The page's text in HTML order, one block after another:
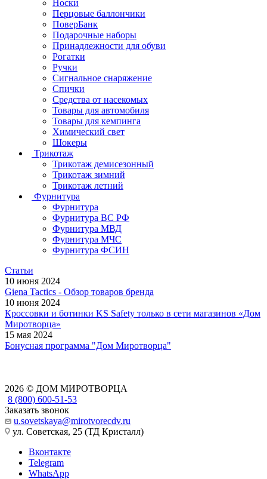
Носки
Перцовые баллончики
ПоверБанк
Подарочные наборы
Принадлежности для обуви
Рогатки
Ручки
Сигнальное снаряжение
Спички
Средства от насекомых
Товары для автомобиля
Товары для кемпинга
Химический свет
Шокеры
Трикотаж
Трикотаж демисезонный
Трикотаж зимний
Трикотаж летний
Фурнитура
Фурнитура
Фурнитура ВС РФ
Фурнитура МВД
Фурнитура МЧС
Фурнитура ФСИН
Статьи
10 июня 2024
Giena Tactics - Обзор товаров бренда
10 июня 2024
Кроссовки и ботинки KS Safety только в сети магазинов «Дом
Миротворца»
15 мая 2024
Бонусная программа "Дом Миротворца"
2026 © ДОМ МИРОТВОРЦА
8 (800) 600-51-53
Заказать звонок
u.sovetskaya@mirotvorecdv.ru
ул. Советская, 25 (ТД Кристалл)
Вконтакте
Telegram
WhatsApp